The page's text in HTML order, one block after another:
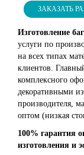
ЗАКАЗАТЬ
Изготовление
услуги по
на всех типах
клиентов.
комплексного
декоративными
производителя,
оптом (низкая
100% гарантия
изготовления и